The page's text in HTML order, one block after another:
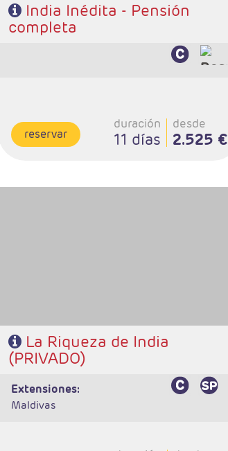
India Inédita - Pensión
completa
reservar
duración
11 días
desde
2.525 €
La Riqueza de India
(PRIVADO)
extensiones:
Maldivas